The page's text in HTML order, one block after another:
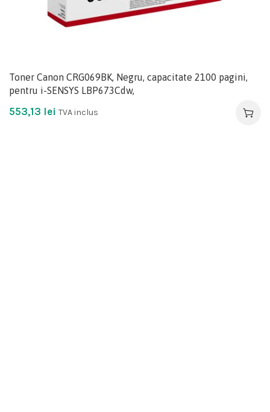
Toner Canon CRG069BK, Negru, capacitate 2100 pagini,
pentru i-SENSYS LBP673Cdw,
553,13 lei TVA inclus